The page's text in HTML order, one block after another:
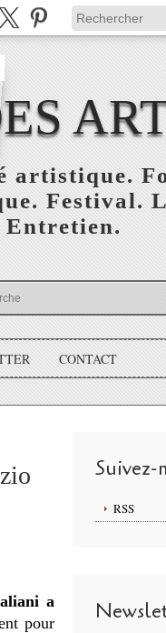
artistique.
Festival.
CONTACT
a
pour
Suivez-
RSS